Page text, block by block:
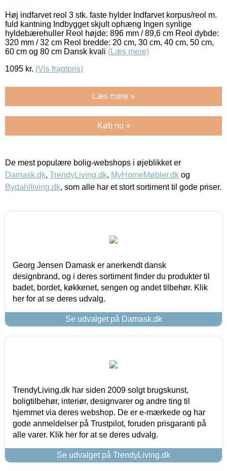
Høj indfarvet reol 3 stk. faste hylder Indfarvet korpus/reol m.
fuld kantning Indbygget skjult ophæng Ingen synlige
hyldebærehuller Reol højde: 896 mm / 89,6 cm Reol dybde:
320 mm / 32 cm Reol bredde: 20 cm, 30 cm, 40 cm, 50 cm,
60 cm og 80 cm Dansk kvali (Læs mere)
1095 kr. (Vis fragtpris)
Læs mere »
Køb nu »
De mest populære bolig-webshops i øjeblikket er
Damask.dk, TrendyLiving.dk, MyHomeMøbler.dk og
Bydahlliving.dk, som alle har et stort sortiment til gode priser.
Georg Jensen Damask er anerkendt dansk
designbrand, og i deres sortiment finder du produkter til
badet, bordet, køkkenet, sengen og andet tilbehør. Klik
her for at se deres udvalg.
Se udvalget på Damask.dk
TrendyLiving.dk har siden 2009 solgt brugskunst,
boligtilbehør, interiør, designvarer og andre ting til
hjemmet via deres webshop. De er e-mærkede og har
gode anmeldelser på Trustpilot, foruden prisgaranti på
alle varer. Klik her for at se deres udvalg.
Se udvalget på TrendyLiving.dk